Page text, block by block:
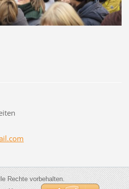
l.com
Rechte vorbehalten.